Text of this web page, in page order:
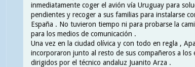
inmediatamente coger el avión vía Uruguay para
pendientes y recoger a sus familias para instalarse
España . No tuvieron tiempo ni para probarse la
para los medios de comunicación .
Una vez en la ciudad olívica y con todo en regla ,
incorporaron junto al resto de sus compañeros a los
dirigidos por el técnico andaluz Juanito Arza .